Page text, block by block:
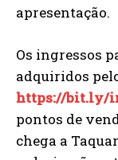
apresentação.
Os ingressos
adquiridos
https://bit.ly/
pontos de
chega a